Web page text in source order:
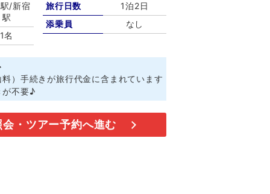
/新宿
駅
1名
旅行日数
1泊2日
添乗員
なし
）手続きが旅行代金に含まれています
が不要♪
会・ツアー予約へ進む